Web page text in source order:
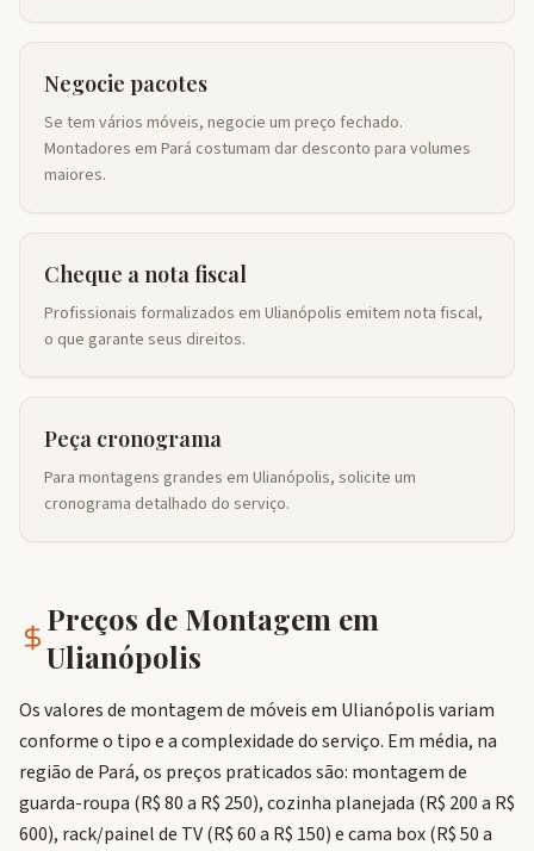
Negocie pacotes
Se tem vários móveis, negocie um preço fechado.
Montadores em Pará costumam dar desconto para volumes
maiores.
Cheque a nota fiscal
Profissionais formalizados em Ulianópolis emitem nota fiscal,
o que garante seus direitos.
Peça cronograma
Para montagens grandes em Ulianópolis, solicite um
cronograma detalhado do serviço.
Preços de Montagem em
Ulianópolis
Os valores de montagem de móveis em Ulianópolis variam
conforme o tipo e a complexidade do serviço. Em média, na
região de Pará, os preços praticados são: montagem de
guarda-roupa (R$ 80 a R$ 250), cozinha planejada (R$ 200 a R$
600), rack/painel de TV (R$ 60 a R$ 150) e cama box (R$ 50 a